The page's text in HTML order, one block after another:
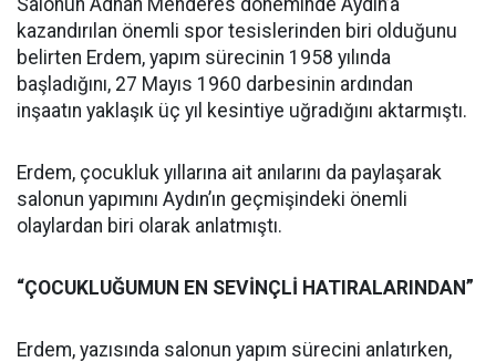
kazandırılan önemli spor tesislerinden biri olduğunu
belirten Erdem, yapım sürecinin 1958 yılında
başladığını, 27 Mayıs 1960 darbesinin ardından
inşaatın yaklaşık üç yıl kesintiye uğradığını aktarmıştı.
Erdem, çocukluk yıllarına ait anılarını da paylaşarak
salonun yapımını Aydın’ın geçmişindeki önemli
olaylardan biri olarak anlatmıştı.
“ÇOCUKLUĞUMUN EN SEVİNÇLİ HATIRALARINDAN”
Erdem, yazısında salonun yapım sürecini anlatırken,